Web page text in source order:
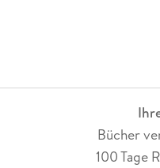
Bücher
100 Tage